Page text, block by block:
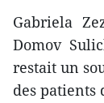
Gabriela
Domov
restait un
des patients